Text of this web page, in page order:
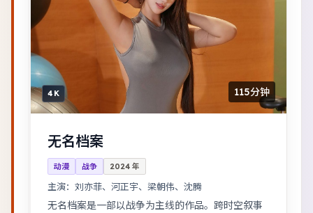
4K 115分钟
无名档案
动漫 战争 2024 年
主演： 刘亦菲、河正宇、梁朝伟、沈腾
无名档案是一部以战争为主线的作品。跨时空叙事